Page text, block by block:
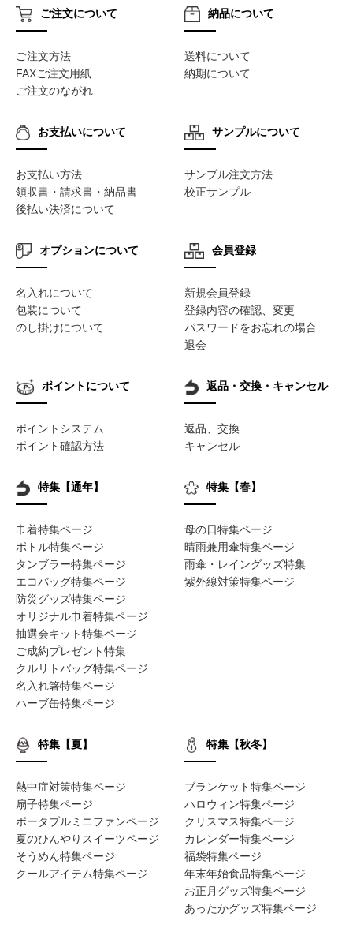
ご注文について
ご注文方法
FAXご注文用紙
ご注文のながれ
納品について
送料について
納期について
お支払いについて
お支払い方法
領収書・請求書・納品書
後払い決済について
サンプルについて
サンプル注文方法
校正サンプル
オプションについて
名入れについて
包装について
のし掛けについて
会員登録
新規会員登録
登録内容の確認、変更
パスワードをお忘れの場合
退会
ポイントについて
ポイントシステム
ポイント確認方法
返品・交換・キャンセル
返品、交換
キャンセル
特集【通年】
巾着特集ページ
ボトル特集ページ
タンブラー特集ページ
エコバッグ特集ページ
防災グッズ特集ページ
オリジナル巾着特集ページ
抽選会キット特集ページ
ご成約プレゼント特集
クルリトバッグ特集ページ
名入れ箸特集ページ
ハーブ缶特集ページ
特集【春】
母の日特集ページ
晴雨兼用傘特集ページ
雨傘・レイングッズ特集
紫外線対策特集ページ
特集【夏】
熱中症対策特集ページ
扇子特集ページ
ポータブルミニファンページ
夏のひんやりスイーツページ
そうめん特集ページ
クールアイテム特集ページ
特集【秋冬】
ブランケット特集ページ
ハロウィン特集ページ
クリスマス特集ページ
カレンダー特集ページ
福袋特集ページ
年末年始食品特集ページ
お正月グッズ特集ページ
あったかグッズ特集ページ